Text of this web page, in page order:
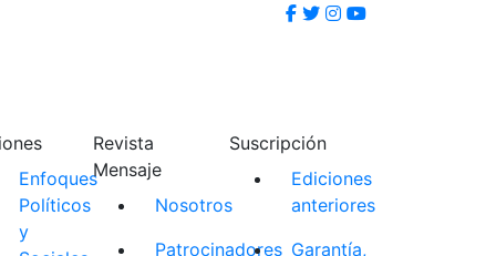
Enfoques
Políticos
y
Revista
Mensaje
Nosotros
Patrocinadores
Suscripción
Ediciones
anteriores
Garantía,